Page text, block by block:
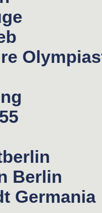
Berlin
Germania